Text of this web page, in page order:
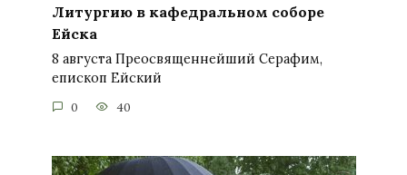
Литургию в кафедральном соборе
Ейска
8 августа Преосвященнейший Серафим,
епископ Ейский
0 40